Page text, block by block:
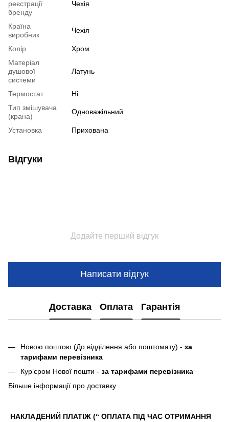
реєстрації
бренду
Чехія
Країна
виробник
Чехія
Колір
Хром
Матеріал
душової
системи
Латунь
Термостат
Ні
Тип змішувача
(крана)
Одноважільний
Установка Прихована
Відгуки
Додайте перший відгук
Написати відгук
Доставка Оплата Гарантія
Новою поштою (До відділення або поштомату) - за
тарифами перевізника
Кур’єром Нової пошти - за тарифами перевізника
Більше інформації про доставку
НАКЛАДЕНИЙ ПЛАТІЖ (“ ОПЛАТА ПІД ЧАС ОТРИМАННЯ